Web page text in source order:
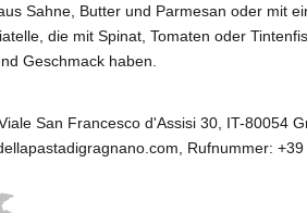
Sahne, Butter und Parmesan oder mit
die mit Spinat, Tomaten oder
Geschmack haben.
Viale San Francesco d'Assisi 30, IT-80054
Rufnummer: